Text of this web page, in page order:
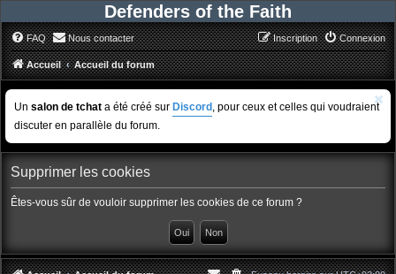
Defenders of the Faith
FAQ Nous contacter Connexion
Inscription
Accueil Accueil du forum
Un salon de tchat a été créé sur Discord , pour ceux et celles qui voudraient
discuter en parallèle du forum.
Supprimer les cookies
Êtes-vous sûr de vouloir supprimer les cookies de ce forum ?